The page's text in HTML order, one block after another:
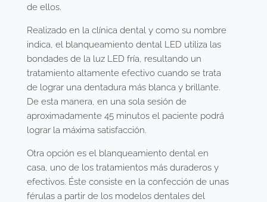
de ellos.
Realizado en la clínica dental y como su nombre
indica, el blanqueamiento dental LED utiliza las
bondades de la luz LED fría, resultando un
tratamiento altamente efectivo cuando se trata
de lograr una dentadura más blanca y brillante.
De esta manera, en una sola sesión de
aproximadamente 45 minutos el paciente podrá
lograr la máxima satisfacción.
Otra opción es el blanqueamiento dental en
casa, uno de los tratamientos más duraderos y
efectivos. Éste consiste en la confección de unas
férulas a partir de los modelos dentales del